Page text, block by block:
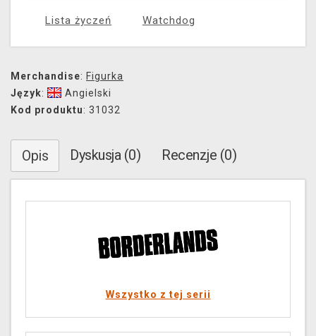
Lista życzeń Watchdog
Merchandise: Figurka
Język:
Angielski
Kod produktu: 31032
Opis Dyskusja (0) Recenzje (0)
Wszystko z tej serii